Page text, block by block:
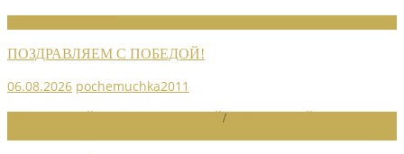
ПОЗДРАВЛЯЕМ С ПОБЕДОЙ!
06.08.2026 pochemuchka2011
/